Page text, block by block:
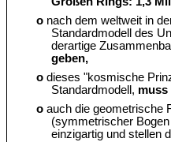
o nach dem weltweit in
Standardmodell des
derartige
geben,
o dieses "kosmische
Standardmodell, muss
o auch die geometrische
(symmetrischer
einzigartig und stellen